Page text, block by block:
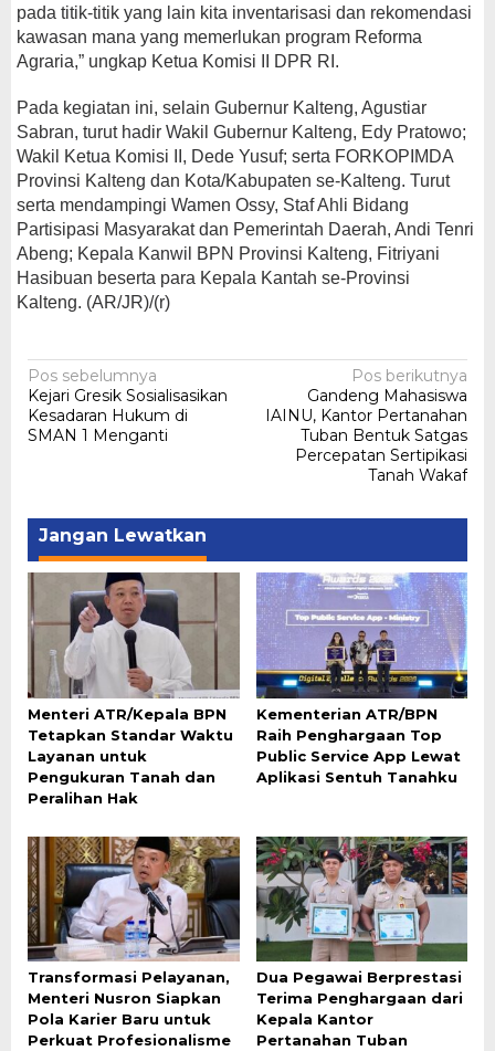
pada titik-titik yang lain kita inventarisasi dan rekomendasi
kawasan mana yang memerlukan program Reforma
Agraria,” ungkap Ketua Komisi II DPR RI.
Pada kegiatan ini, selain Gubernur Kalteng, Agustiar
Sabran, turut hadir Wakil Gubernur Kalteng, Edy Pratowo;
Wakil Ketua Komisi II, Dede Yusuf; serta FORKOPIMDA
Provinsi Kalteng dan Kota/Kabupaten se-Kalteng. Turut
serta mendampingi Wamen Ossy, Staf Ahli Bidang
Partisipasi Masyarakat dan Pemerintah Daerah, Andi Tenri
Abeng; Kepala Kanwil BPN Provinsi Kalteng, Fitriyani
Hasibuan beserta para Kepala Kantah se-Provinsi
Kalteng. (AR/JR)/(r)
Navigasi
pos
Pos sebelumnya
Kejari Gresik Sosialisasikan
Kesadaran Hukum di
SMAN 1 Menganti
Pos berikutnya
Gandeng Mahasiswa
IAINU, Kantor Pertanahan
Tuban Bentuk Satgas
Percepatan Sertipikasi
Tanah Wakaf
Jangan Lewatkan
Menteri ATR/Kepala BPN
Tetapkan Standar Waktu
Layanan untuk
Pengukuran Tanah dan
Peralihan Hak
Kementerian ATR/BPN
Raih Penghargaan Top
Public Service App Lewat
Aplikasi Sentuh Tanahku
Transformasi Pelayanan,
Menteri Nusron Siapkan
Pola Karier Baru untuk
Perkuat Profesionalisme
Dua Pegawai Berprestasi
Terima Penghargaan dari
Kepala Kantor
Pertanahan Tuban